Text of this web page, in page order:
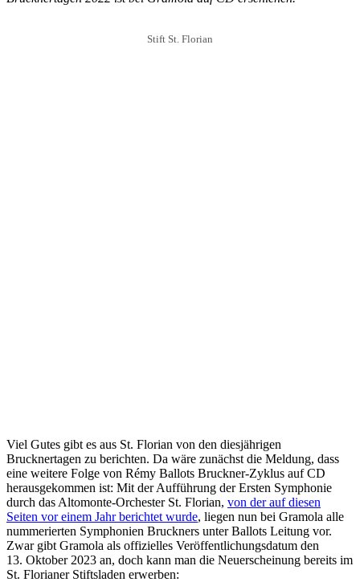
Stift St. Florian
Viel Gutes gibt es aus St. Florian von den diesjährigen
Brucknertagen zu berichten. Da wäre zunächst die Meldung, dass
eine weitere Folge von Rémy Ballots Bruckner-Zyklus auf CD
herausgekommen ist: Mit der Aufführung der Ersten Symphonie
durch das Altomonte-Orchester St. Florian, von der auf diesen
Seiten vor einem Jahr berichtet wurde, liegen nun bei Gramola alle
nummerierten Symphonien Bruckners unter Ballots Leitung vor.
Zwar gibt Gramola als offizielles Veröffentlichungsdatum den
13. Oktober 2023 an, doch kann man die Neuerscheinung bereits im
St. Florianer Stiftsladen erwerben: